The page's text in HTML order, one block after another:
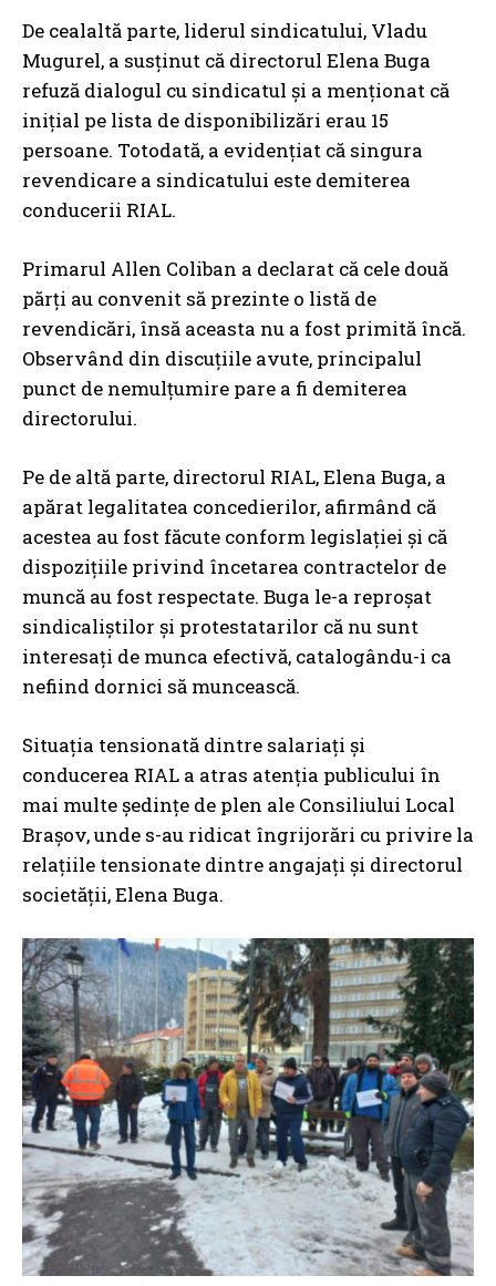
De cealaltă parte, liderul sindicatului, Vladu
Mugurel, a susţinut că directorul Elena Buga
refuză dialogul cu sindicatul şi a menţionat că
iniţial pe lista de disponibilizări erau 15
persoane. Totodată, a evidenţiat că singura
revendicare a sindicatului este demiterea
conducerii RIAL.
Primarul Allen Coliban a declarat că cele două
părţi au convenit să prezinte o listă de
revendicări, însă aceasta nu a fost primită încă.
Observând din discuţiile avute, principalul
punct de nemulţumire pare a fi demiterea
directorului.
Pe de altă parte, directorul RIAL, Elena Buga, a
apărat legalitatea concedierilor, afirmând că
acestea au fost făcute conform legislaţiei şi că
dispoziţiile privind încetarea contractelor de
muncă au fost respectate. Buga le-a reproşat
sindicaliştilor şi protestatarilor că nu sunt
interesaţi de munca efectivă, catalogându-i ca
nefiind dornici să muncească.
Situaţia tensionată dintre salariaţi şi
conducerea RIAL a atras atenţia publicului în
mai multe şedinţe de plen ale Consiliului Local
Braşov, unde s-au ridicat îngrijorări cu privire la
relaţiile tensionate dintre angajaţi şi directorul
societăţii, Elena Buga.